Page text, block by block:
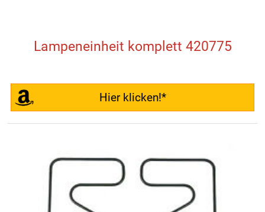
Lampeneinheit komplett 420775
Hier klicken!*